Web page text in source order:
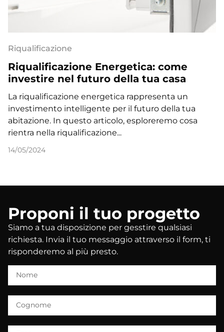
Riqualificazione
Riqualificazione Energetica: come
investire nel futuro della tua casa
La riqualificazione energetica rappresenta un
investimento intelligente per il futuro della tua
abitazione. In questo articolo, esploreremo cosa
rientra nella riqualificazione...
14/05/2024
Proponi il tuo progetto
Siamo a tua disposizione per gesstire qualsiasi
richiesta. Invia il tuo messaggio attraverso il form, ti
risponderemo al più presto.